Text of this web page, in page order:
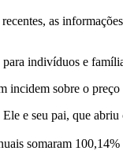
as
indivíduos e
incidem sobre o
e seu pai, que
somaram